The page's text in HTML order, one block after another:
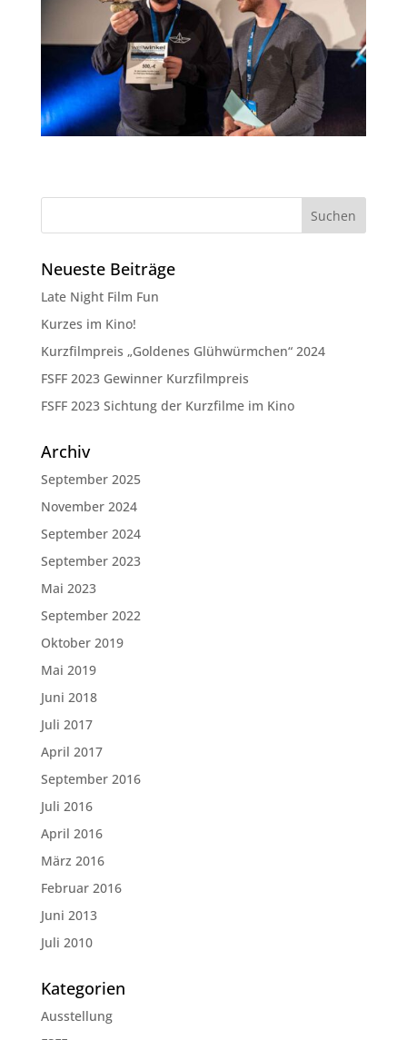
Neueste Beiträge
Late Night Film Fun
Kurzes im Kino!
Kurzfilmpreis „Goldenes Glühwürmchen“ 2024
FSFF 2023 Gewinner Kurzfilmpreis
FSFF 2023 Sichtung der Kurzfilme im Kino
Archiv
September 2025
November 2024
September 2024
September 2023
Mai 2023
September 2022
Oktober 2019
Mai 2019
Juni 2018
Juli 2017
April 2017
September 2016
Juli 2016
April 2016
März 2016
Februar 2016
Juni 2013
Juli 2010
Kategorien
Ausstellung